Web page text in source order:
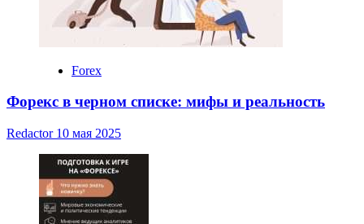
Forex
Форекс в черном списке: мифы и реальность
Redactor 10 мая 2025